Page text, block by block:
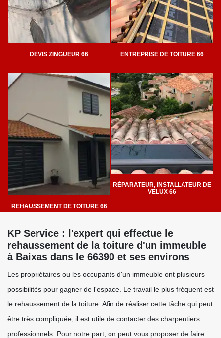
DEVIS ZINGUEUR 66 ENTREPRISE DE TOITURE 66
REHAUSSEMENT DE TOITURE 66
RÉPARATEUR, INSTALLATEUR DE
VELUX 66
KP Service : l'expert qui effectue le
rehaussement de la toiture d'un immeuble
à Baixas dans le 66390 et ses environs
Les propriétaires ou les occupants d'un immeuble ont plusieurs
possibilités pour gagner de l'espace. Le travail le plus fréquent est
le rehaussement de la toiture. Afin de réaliser cette tâche qui peut
être très compliquée, il est utile de contacter des charpentiers
professionnels. Pour notre part, on peut vous proposer de faire